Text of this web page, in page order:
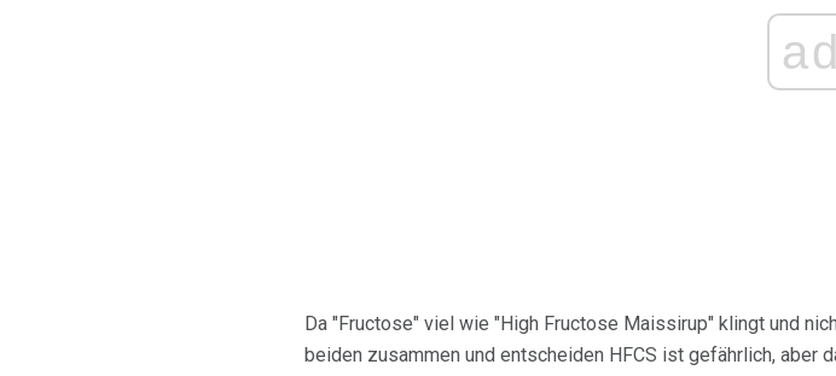
ad
Da "Fructose" viel wie "High Fructose Maissirup" klingt und
beiden zusammen und entscheiden HFCS ist gefährlich, aber